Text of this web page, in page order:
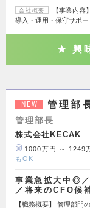
会社概要
【事業内
導入・運用・保守サポ
興
NEW 管理部
管理部長
株式会社KECAK
1000万円 ～ 1249
もOK
事業急拡大中◎
／将来のCFO候
【職務概要】 管理部門